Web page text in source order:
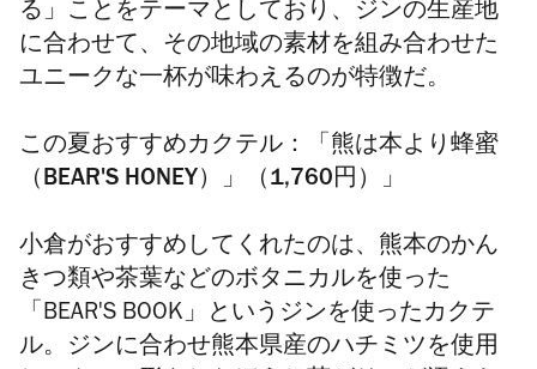
る」ことをテーマとしており、ジンの生産地
に合わせて、その地域の素材を組み合わせた
ユニークな一杯が味わえるのが特徴だ。
この夏おすすめカクテル：「熊は本より蜂蜜
（BEAR'S HONEY）」（1,760円）」
小倉がおすすめしてくれたのは、熊本のかん
きつ類や茶葉などのボタニカルを使った
「BEAR'S BOOK」というジンを使ったカクテ
ル。ジンに合わせ熊本県産のハチミツを使用